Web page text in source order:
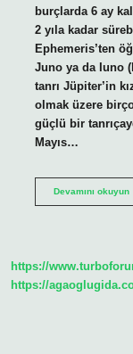
burçlarda 6 ay
2 yıla kadar
Ephemeris’ten
Juno ya da Iuno
tanrı Jüpiter’in
olmak üzere
güçlü bir
Mayıs…
Devamını okuyun
https://
https://